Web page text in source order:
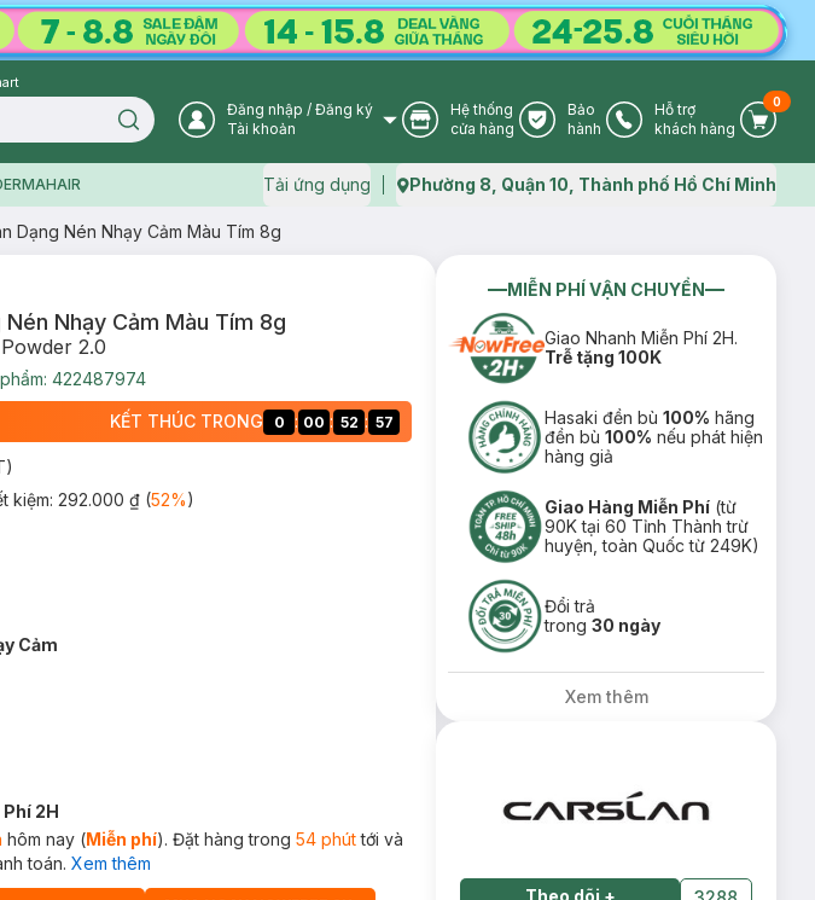
Search icon User Icon
Đăng nhập / Đăng ký
Tài khoản
Store Icon
Hệ thống
cửa hàng
Warranty Icon
Bảo
hành
Phone Icon
Hỗ trợ
khách hàng
Cart
0
Tải ứng dụng Map icon
Phường 8, Quận 10, Thành phố Hồ Chí Minh
Dạng Nén Nhạy Cảm Màu Tím 8g
Nén Nhạy Cảm Màu Tím 8g
2.0
422487974
KẾT THÚC TRONG 0 : 00 : 52 : 56
kiệm: 292.000 ₫(52%)
Cảm
2H
hôm nay (Miễn phí). Đặt hàng trong 54 phúttới và
toán. Xem thêm
MIỄN PHÍ VẬN CHUYỂN
Giao Nhanh Miễn Phí 2H.
Trễ tặng 100K
Hasaki đền bù100% hãng
đền bù100% nếu phát hiện
hàng giả
Giao Hàng Miễn Phí (từ
90K tại 60 Tỉnh Thành trừ
huyện, toàn Quốc từ 249K)
Đổi trả
trong30 ngày
Xem thêm